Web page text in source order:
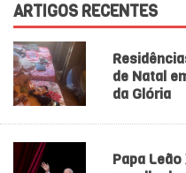
ARTIGOS RECENTES
de Natal
da Glória
Papa